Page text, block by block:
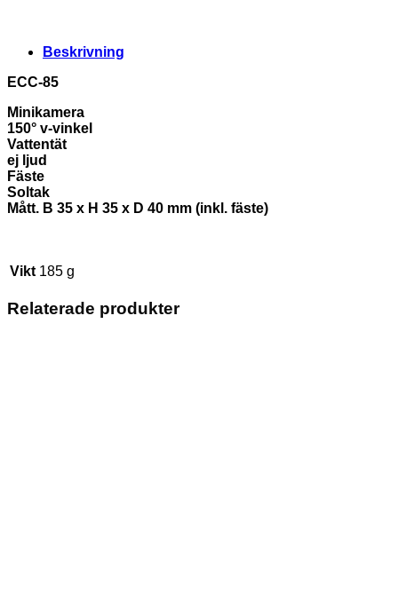
Beskrivning
ECC-85
Minikamera
150° v-vinkel
Vattentät
ej ljud
Fäste
Soltak
Mått. B 35 x H 35 x D 40 mm (inkl. fäste)
Vikt 185 g
Relaterade produkter